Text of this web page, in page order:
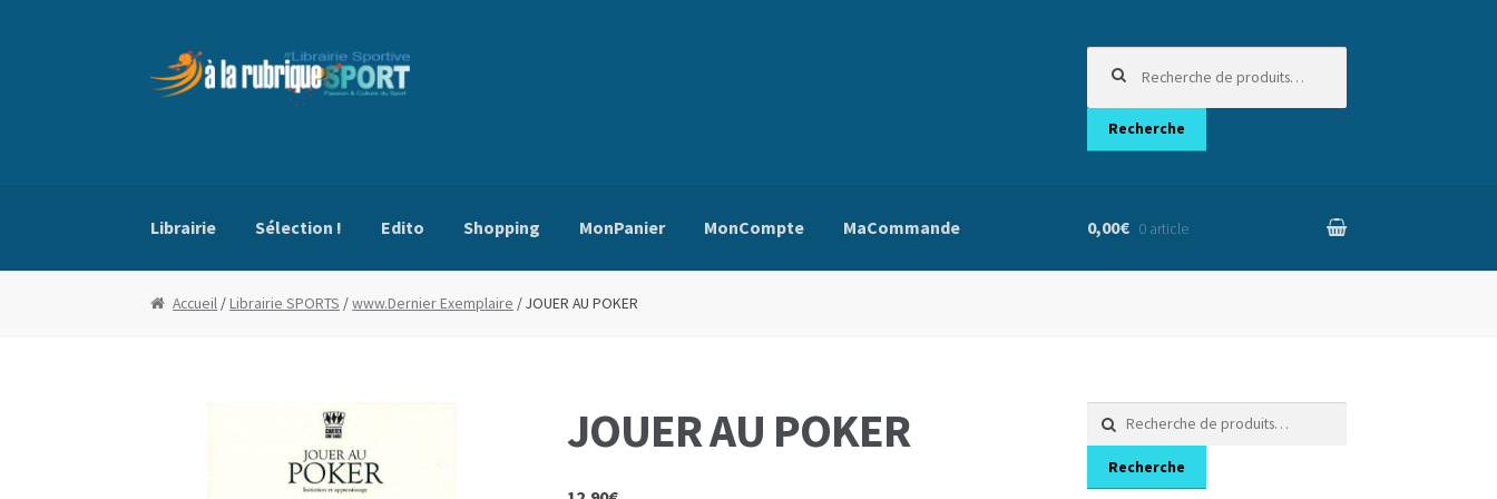
Aller
à
Aller
au
pour :
Recherche
Librairie Sélection ! Edito Shopping MonPanier MonCompte MaCommande
AccueilBlogBoutiqueCommandeConditions Générales de Vente
0,00€ 0 article
Accueil / Librairie SPORTS /www.Dernier Exemplaire / JOUER AU POKER
JOUER AU POKER
Recherche
pour :
Recherche